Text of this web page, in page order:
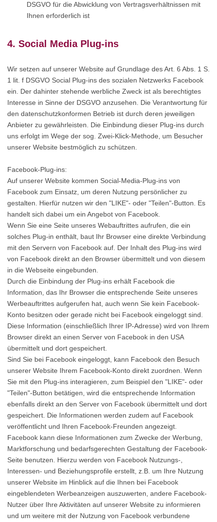
DSGVO für die Abwicklung von Vertragsverhältnissen mit
Ihnen erforderlich ist
4. Social Media Plug-ins
Wir setzen auf unserer Website auf Grundlage des Art. 6 Abs. 1 S.
1 lit. f DSGVO Social Plug-ins des sozialen Netzwerks Facebook
ein. Der dahinter stehende werbliche Zweck ist als berechtigtes
Interesse in Sinne der DSGVO anzusehen. Die Verantwortung für
den datenschutzkonformen Betrieb ist durch deren jeweiligen
Anbieter zu gewährleisten. Die Einbindung dieser Plug-ins durch
uns erfolgt im Wege der sog. Zwei-Klick-Methode, um Besucher
unserer Website bestmöglich zu schützen.
Facebook-Plug-ins:
Auf unserer Website kommen Social-Media-Plug-ins von
Facebook zum Einsatz, um deren Nutzung persönlicher zu
gestalten. Hierfür nutzen wir den "LIKE"- oder "Teilen"-Button. Es
handelt sich dabei um ein Angebot von Facebook.
Wenn Sie eine Seite unseres Webauftrittes aufrufen, die ein
solches Plug-in enthält, baut Ihr Browser eine direkte Verbindung
mit den Servern von Facebook auf. Der Inhalt des Plug-ins wird
von Facebook direkt an den Browser übermittelt und von diesem
in die Webseite eingebunden.
Durch die Einbindung der Plug-ins erhält Facebook die
Information, das Ihr Browser die entsprechende Seite unseres
Werbeauftrittes aufgerufen hat, auch wenn Sie kein Facebook-
Konto besitzen oder gerade nicht bei Facebook eingeloggt sind.
Diese Information (einschließlich Ihrer IP-Adresse) wird von Ihrem
Browser direkt an einen Server von Facebook in den USA
übermittelt und dort gespeichert.
Sind Sie bei Facebook eingeloggt, kann Facebook den Besuch
unserer Website Ihrem Facebook-Konto direkt zuordnen. Wenn
Sie mit den Plug-ins interagieren, zum Beispiel den "LIKE"- oder
"Teilen"-Button betätigen, wird die entsprechende Information
ebenfalls direkt an den Server von Facebook übermittelt und dort
gespeichert. Die Informationen werden zudem auf Facebook
veröffentlicht und Ihren Facebook-Freunden angezeigt.
Facebook kann diese Informationen zum Zwecke der Werbung,
Marktforschung und bedarfsgerechten Gestaltung der Facebook-
Seite benutzen. Hierzu werden von Facebook Nutzungs-,
Interessen- und Beziehungsprofile erstellt, z.B. um Ihre Nutzung
unserer Website im Hinblick auf die Ihnen bei Facebook
eingeblendeten Werbeanzeigen auszuwerten, andere Facebook-
Nutzer über Ihre Aktivitäten auf unserer Website zu informieren
und um weitere mit der Nutzung von Facebook verbundene